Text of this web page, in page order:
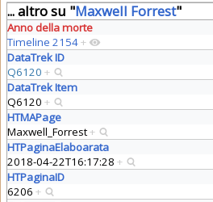
... altro su "Maxwell Forrest"
Anno della morte
Timeline 2154+
DataTrek ID
Q6120 +
DataTrek Item
Q6120 +
HTMAPage
Maxwell_Forrest+
HTPaginaElaboarata
2018-04-22T16:17:28 +
HTPaginaID
6206 +